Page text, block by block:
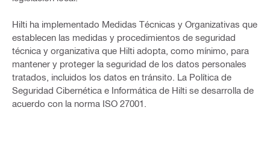
Hilti ha implementado Medidas Técnicas y Organizativas que
establecen las medidas y procedimientos de seguridad
técnica y organizativa que Hilti adopta, como mínimo, para
mantener y proteger la seguridad de los datos personales
tratados, incluidos los datos en tránsito. La Política de
Seguridad Cibernética e Informática de Hilti se desarrolla de
acuerdo con la norma ISO 27001.